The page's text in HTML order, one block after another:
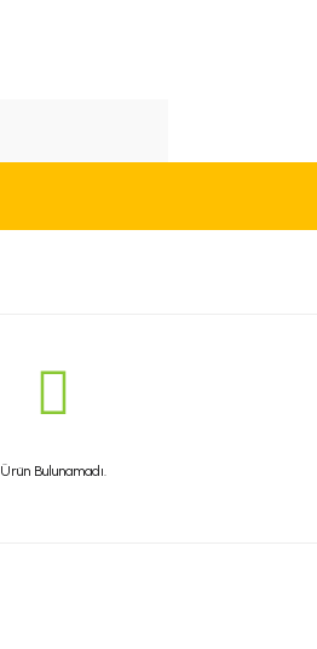
Ürün Bulunamadı.